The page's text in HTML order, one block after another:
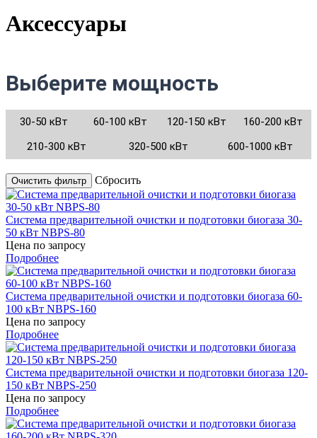
Аксессуары
Выберите мощность
30-50 кВт 60-100 кВт 120-150 кВт
160-200 кВт
210-300 кВт
320-500 кВт 600-1000 кВт
Сбросить
Система предварительной очистки и подготовки биогаза 30-
50 кВт NBPS-80
Цена по запросу
Подробнее
Система предварительной очистки и подготовки биогаза 60-
100 кВт NBPS-160
Цена по запросу
Подробнее
Система предварительной очистки и подготовки биогаза 120-
150 кВт NBPS-250
Цена по запросу
Подробнее